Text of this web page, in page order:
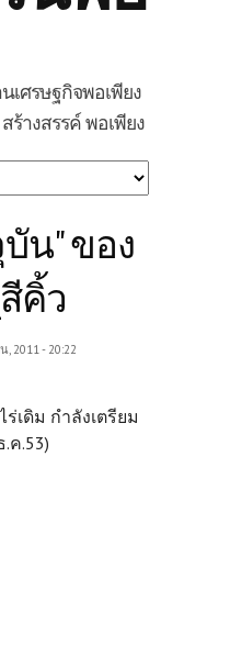
เศรษฐกิจพอเพียง
ร้างสรรค์ พอเพียง
น" ของ
คิ้ว
2011 - 20:22
เดิม กำลังเตรียม
ค.53)